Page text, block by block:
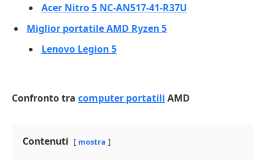
Acer Nitro 5 NC-AN517-41-R37U
Miglior portatile AMD Ryzen 5
Lenovo Legion 5
Confronto tra computer portatili AMD
Contenuti mostra